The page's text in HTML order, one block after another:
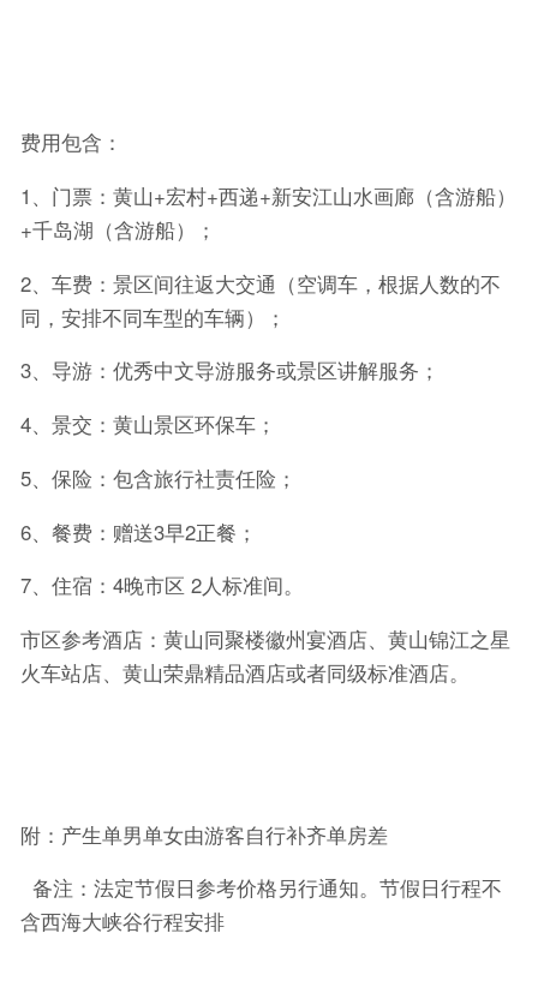
费用包含：
1、门票：黄山+宏村+西递+新安江山水画廊（含游船）
+千岛湖（含游船）；
2、车费：景区间往返大交通（空调车，根据人数的不
同，安排不同车型的车辆）；
3、导游：优秀中文导游服务或景区讲解服务；
4、景交：黄山景区环保车；
5、保险：包含旅行社责任险；
6、餐费：赠送3早2正餐；
7、住宿：4晚市区 2人标准间。
市区参考酒店：黄山同聚楼徽州宴酒店、黄山锦江之星
火车站店、黄山荣鼎精品酒店或者同级标准酒店。
附：产生单男单女由游客自行补齐单房差
备注：法定节假日参考价格另行通知。节假日行程不
含西海大峡谷行程安排